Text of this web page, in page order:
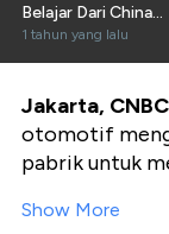
Belajar Dari China
Soal Ini
1 tahun yang lalu
Jakarta,
otomotif
pabrik untuk
Show More